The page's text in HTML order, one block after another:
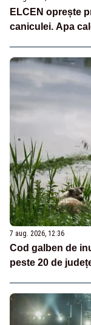
ELCEN oprește
caniculei. Apa
7 aug. 2026, 12:36
Cod galben de
peste 20 de